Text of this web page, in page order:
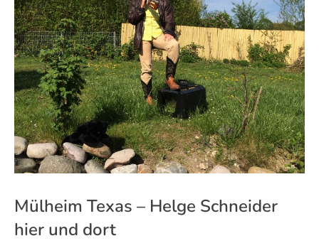
Mülheim Texas – Helge Schneider
hier und dort
Helge
Schneider
hier
und
dort